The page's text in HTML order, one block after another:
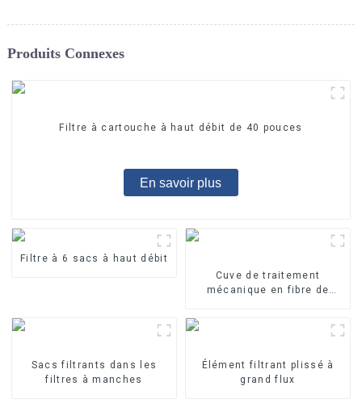
Produits Connexes
Filtre à cartouche à haut débit de 40 pouces
En savoir plus
Filtre à 6 sacs à haut débit
Cuve de traitement
mécanique en fibre de
Sacs filtrants dans les
filtres à manches
Élément filtrant plissé à
grand flux